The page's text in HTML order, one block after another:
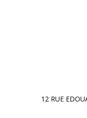
12 RUE